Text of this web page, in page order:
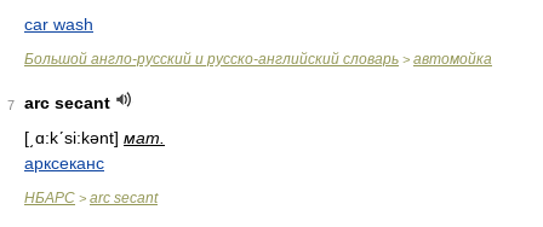
car wash
Большой англо-русский и русско-английский словарь > автомойка
7
arc secant
[͵ɑ:kʹsi:kənt] мат.
арксеканс
НБАРС > arc secant